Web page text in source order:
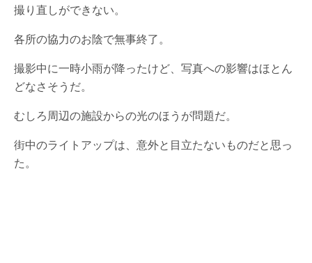
撮り直しができない。
各所の協力のお陰で無事終了。
撮影中に一時小雨が降ったけど、写真への影響はほとん
どなさそうだ。
むしろ周辺の施設からの光のほうが問題だ。
街中のライトアップは、意外と目立たないものだと思っ
た。